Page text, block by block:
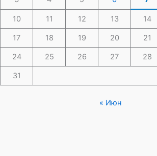
10 11 12 13 14
17 18 19 20 21
24 25 26 27 28
31
« Июн